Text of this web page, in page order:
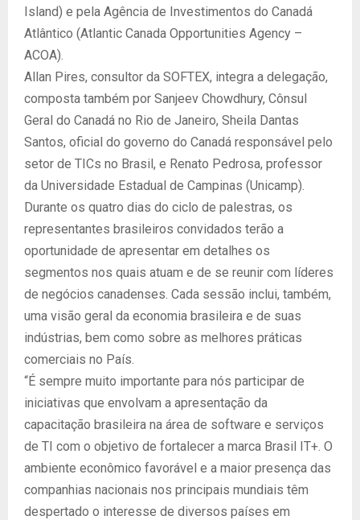
Island) e pela Agência de Investimentos do Canadá
Atlântico (Atlantic Canada Opportunities Agency –
ACOA).
Allan Pires, consultor da SOFTEX, integra a delegação,
composta também por Sanjeev Chowdhury, Cônsul
Geral do Canadá no Rio de Janeiro, Sheila Dantas
Santos, oficial do governo do Canadá responsável pelo
setor de TICs no Brasil, e Renato Pedrosa, professor
da Universidade Estadual de Campinas (Unicamp).
Durante os quatro dias do ciclo de palestras, os
representantes brasileiros convidados terão a
oportunidade de apresentar em detalhes os
segmentos nos quais atuam e de se reunir com líderes
de negócios canadenses. Cada sessão inclui, também,
uma visão geral da economia brasileira e de suas
indústrias, bem como sobre as melhores práticas
comerciais no País.
“É sempre muito importante para nós participar de
iniciativas que envolvam a apresentação da
capacitação brasileira na área de software e serviços
de TI com o objetivo de fortalecer a marca Brasil IT+. O
ambiente econômico favorável e a maior presença das
companhias nacionais nos principais mundiais têm
despertado o interesse de diversos países em